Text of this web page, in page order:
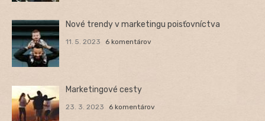
Nové trendy v marketingu poisťovníctva
11. 5. 2023 6 komentárov
Marketingové cesty
23. 3. 2023 6 komentárov